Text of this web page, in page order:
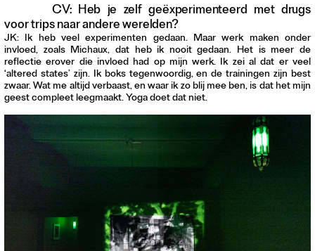
CV: Heb je zelf geëxperimenteerd met drugs
voor trips naar andere werelden?
JK: Ik heb veel experimenten gedaan. Maar werk maken onder
invloed, zoals Michaux, dat heb ik nooit gedaan. Het is meer de
reflectie erover die invloed had op mijn werk. Ik zei al dat er veel
‘altered states’ zijn. Ik boks tegenwoordig, en de trainingen zijn best
zwaar. Wat me altijd verbaast, en waar ik zo blij mee ben, is dat het mijn
geest compleet leegmaakt. Yoga doet dat niet.